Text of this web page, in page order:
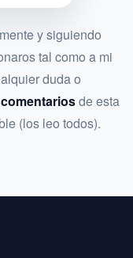
y siguiendo
tal como a mi
duda o
comentariosde esta
(los leo todos).